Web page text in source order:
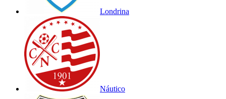
Londrina
Náutico